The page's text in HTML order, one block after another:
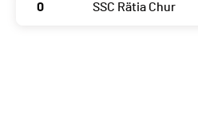
0 SSC Rätia Chur